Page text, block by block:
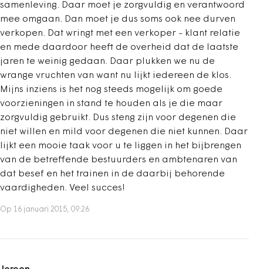
samenleving. Daar moet je zorgvuldig en verantwoord
mee omgaan. Dan moet je dus soms ook nee durven
verkopen. Dat wringt met een verkoper - klant relatie
en mede daardoor heeft de overheid dat de laatste
jaren te weinig gedaan. Daar plukken we nu de
wrange vruchten van want nu lijkt iedereen de klos.
Mijns inziens is het nog steeds mogelijk om goede
voorzieningen in stand te houden als je die maar
zorgvuldig gebruikt. Dus steng zijn voor degenen die
niet willen en mild voor degenen die niet kunnen. Daar
lijkt een mooie taak voor u te liggen in het bijbrengen
van de betreffende bestuurders en ambtenaren van
dat besef en het trainen in de daarbij behorende
vaardigheden. Veel succes!
Op 16 januari 2015, 09:26